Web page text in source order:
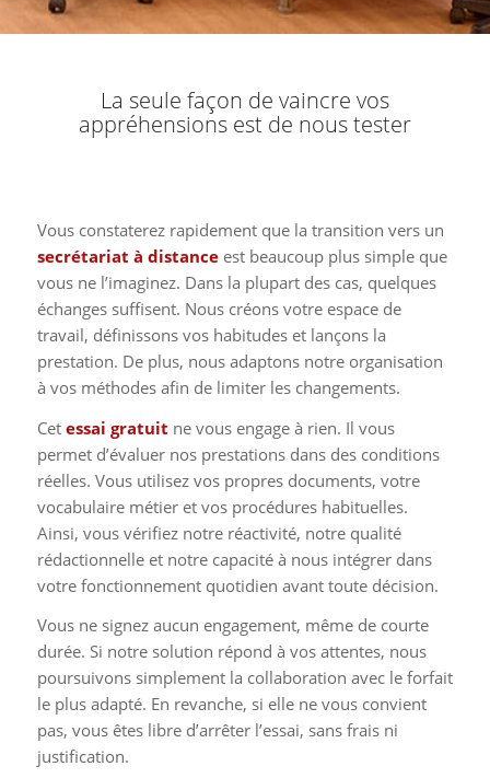
La seule façon de vaincre vos
appréhensions est de nous tester
Vous constaterez rapidement que la transition vers un
secrétariat à distanceest beaucoup plus simple que
vous ne l’imaginez. Dans la plupart des cas, quelques
échanges suffisent. Nous créons votre espace de
travail, définissons vos habitudes et lançons la
prestation. De plus, nous adaptons notre organisation
à vos méthodes afin de limiter les changements.
Cet essai gratuit ne vous engage à rien. Il vous
permet d’évaluer nos prestations dans des conditions
réelles. Vous utilisez vos propres documents, votre
vocabulaire métier et vos procédures habituelles.
Ainsi, vous vérifiez notre réactivité, notre qualité
rédactionnelle et notre capacité à nous intégrer dans
votre fonctionnement quotidien avant toute décision.
Vous ne signez aucun engagement, même de courte
durée. Si notre solution répond à vos attentes, nous
poursuivons simplement la collaboration avec le forfait
le plus adapté. En revanche, si elle ne vous convient
pas, vous êtes libre d’arrêter l’essai, sans frais ni
justification.